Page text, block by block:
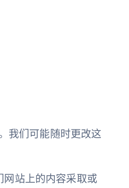
我们可能随时更改这
站上的内容采取或